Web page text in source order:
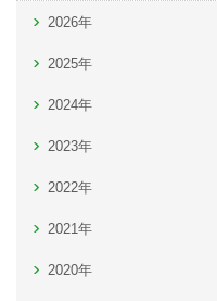
2026年
2025年
2024年
2023年
2022年
2021年
2020年